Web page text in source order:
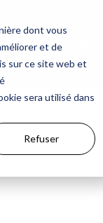
dont vous
et de
sur ce site web et
sera utilisé dans
Refuser
Mon compte